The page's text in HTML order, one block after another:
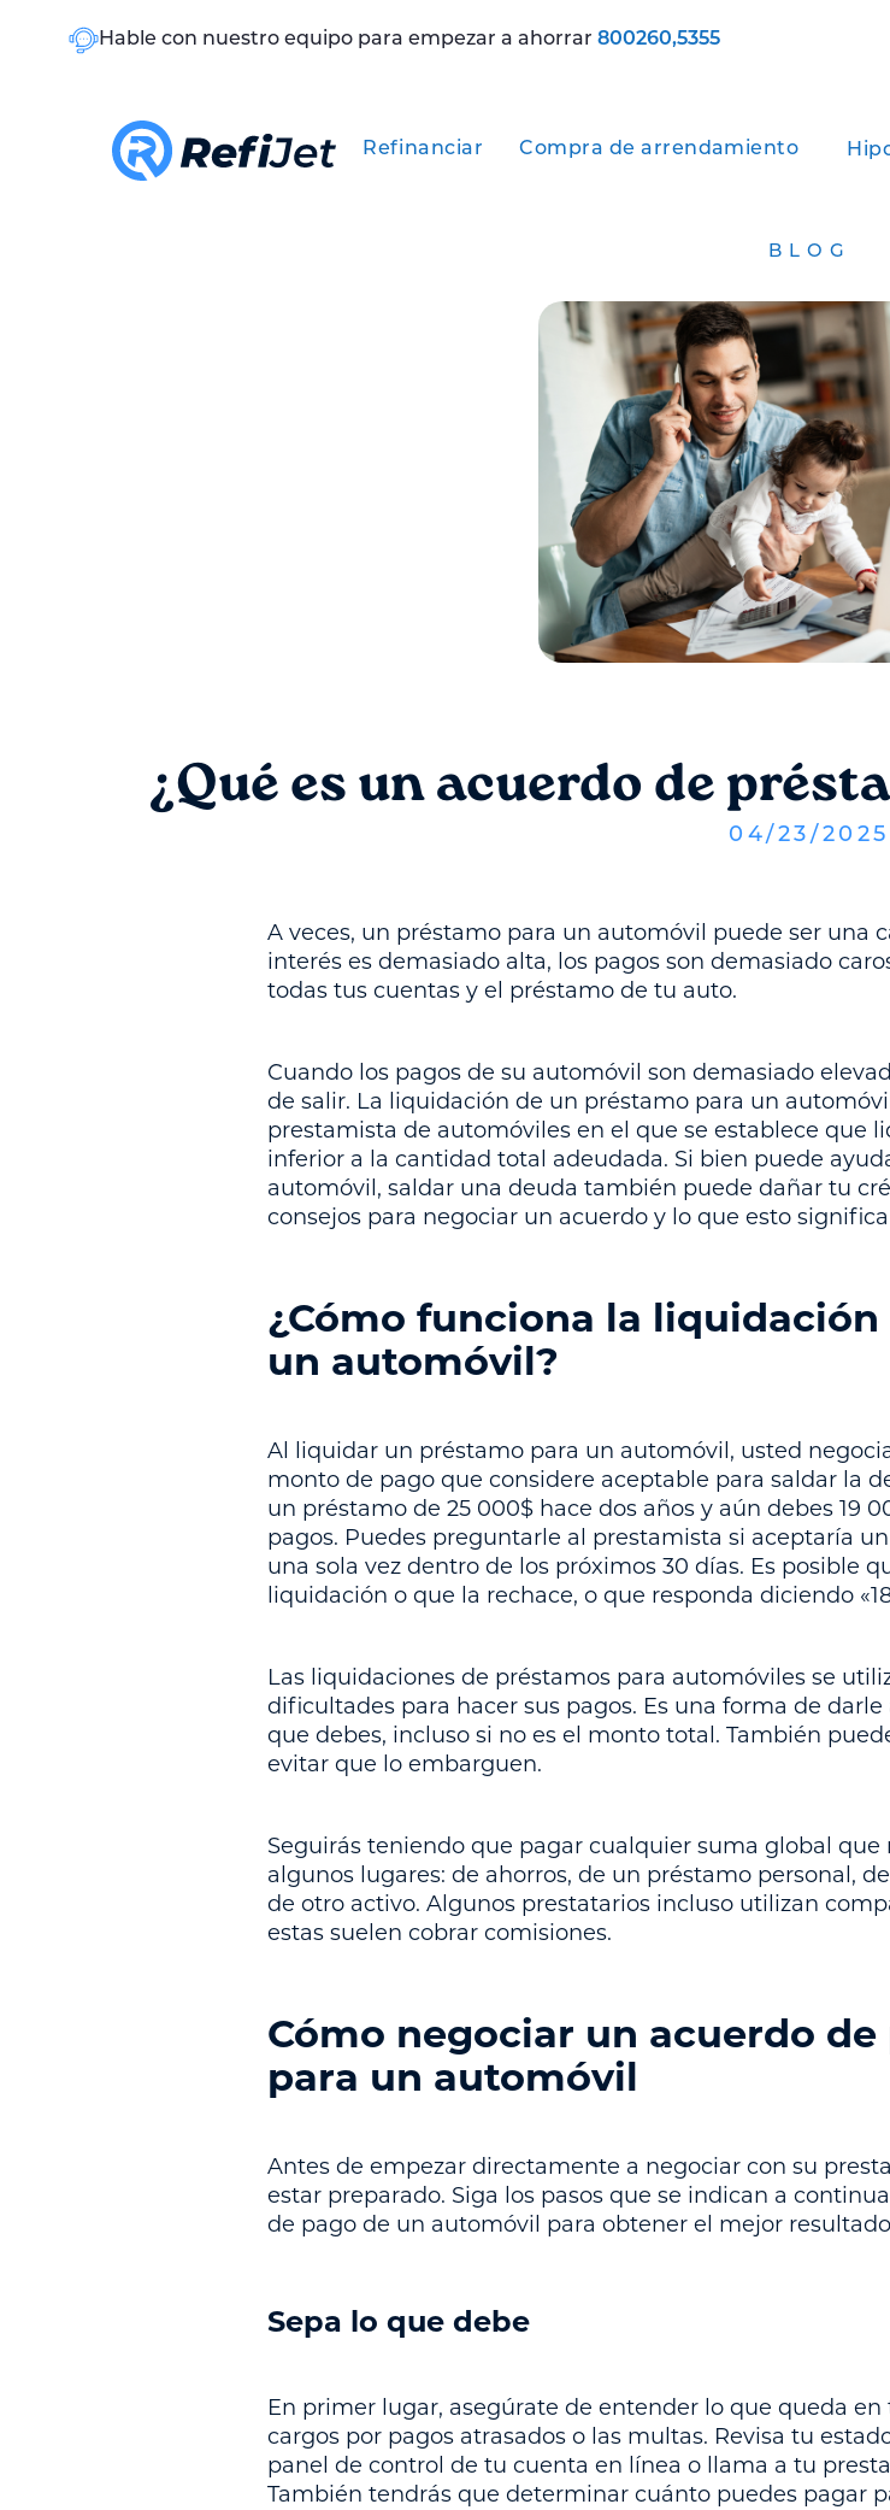
Hable con nuestro equipo para empezar a ahorrar 800260,5355
Refinanciar Compra de arrendamiento
BLOG
¿Qué es un acuerdo de
04/ 23 / 2025
A veces, un préstamo para un automóvil puede ser una
interés es demasiado alta, los pagos son demasiado
todas tus cuentas y el préstamo de tu auto.
Cuando los pagos de su automóvil son demasiado
de salir. La liquidación de un préstamo para un
prestamista de automóviles en el que se establece que
inferior a la cantidad total adeudada. Si bien puede
automóvil, saldar una deuda también puede dañar tu
consejos para negociar un acuerdo y lo que esto
¿Cómo funciona la
un automóvil?
Al liquidar un préstamo para un automóvil, usted
monto de pago que considere aceptable para saldar la
un préstamo de 25 000$ hace dos años y aún debes 19
pagos. Puedes preguntarle al prestamista si aceptaría
una sola vez dentro de los próximos 30 días. Es posible
liquidación o que la rechace, o que responda diciendo
Las liquidaciones de préstamos para automóviles se
dificultades para hacer sus pagos. Es una forma de
que debes, incluso si no es el monto total. También
evitar que lo embarguen.
Seguirás teniendo que pagar cualquier suma global que
algunos lugares: de ahorros, de un préstamo personal,
de otro activo. Algunos prestatarios incluso utilizan
estas suelen cobrar comisiones.
Cómo negociar un acuerdo
para un automóvil
Antes de empezar directamente a negociar con su
estar preparado. Siga los pasos que se indican a
de pago de un automóvil para obtener el mejor
Sepa lo que debe
En primer lugar, asegúrate de entender lo que queda
cargos por pagos atrasados o las multas. Revisa tu
panel de control de tu cuenta en línea o llama a tu
También tendrás que determinar cuánto puedes pagar